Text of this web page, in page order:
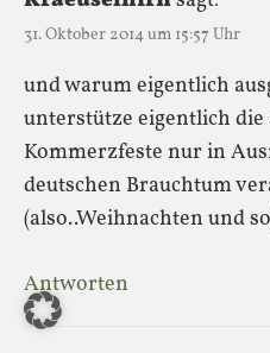
31. Oktober 2014 um 15:57 Uhr
und warum eigentlich
unterstütze eigentlich
Kommerzfeste nur in
deutschen Brauchtum
(also..Weihnachten und
Antworten